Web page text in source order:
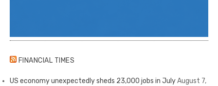
FINANCIAL TIMES
US economy unexpectedly sheds 23,000 jobs in JulyAugust 7,